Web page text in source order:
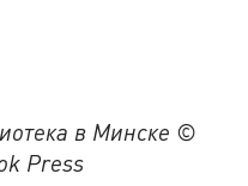
в Минске ©
Press